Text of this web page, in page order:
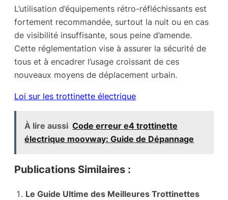
L’utilisation d’équipements rétro-réfléchissants est
fortement recommandée, surtout la nuit ou en cas
de visibilité insuffisante, sous peine d’amende.
Cette réglementation vise à assurer la sécurité de
tous et à encadrer l’usage croissant de ces
nouveaux moyens de déplacement urbain.
Loi sur les trottinette électrique
À lire aussi Code erreur e4 trottinette
électrique moovway: Guide de Dépannage
Publications Similaires :
Le Guide Ultime des Meilleures Trottinettes